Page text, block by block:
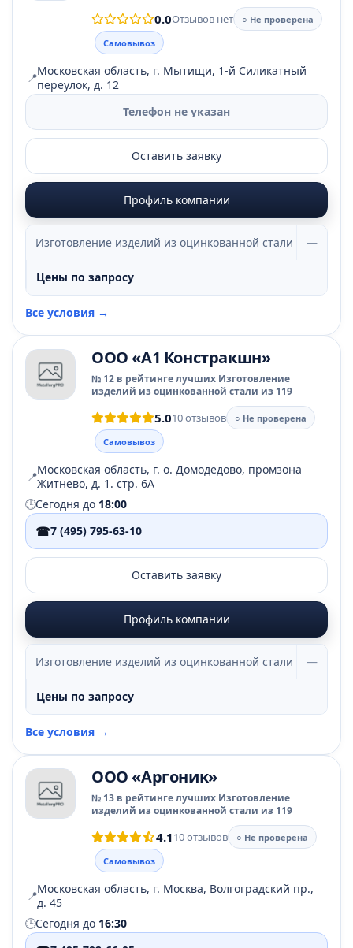
0.0Отзывов нет
○ Не проверена
Самовывоз
📍Московская область, г. Мытищи, 1-й Силикатный
переулок, д. 12
Телефон не указан
Оставить заявку
Профиль компании
Изготовление изделий из оцинкованной стали —
Цены по запросу
Все условия →
ООО «А1 Констракшн»
№ 12 в рейтинге лучших Изготовление
изделий из оцинкованной стали из 119
5.010 отзывов
○ Не проверена
Самовывоз
📍Московская область, г. о. Домодедово, промзона
Житнево, д. 1. стр. 6А
🕒Сегодня до 18:00
☎7 (495) 795-63-10
Оставить заявку
Профиль компании
Изготовление изделий из оцинкованной стали —
Цены по запросу
Все условия →
ООО «Аргоник»
№ 13 в рейтинге лучших Изготовление
изделий из оцинкованной стали из 119
4.110 отзывов
○ Не проверена
Самовывоз
📍Московская область, г. Москва, Волгоградский пр.,
д. 45
🕒Сегодня до 16:30